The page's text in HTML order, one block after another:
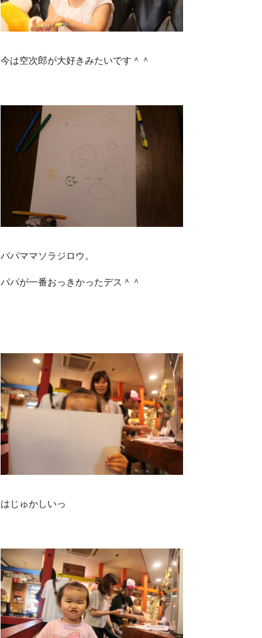
今は空次郎が大好きみたいです＾＾
パパママソラジロウ。
パパが一番おっきかったデス＾＾
はじゅかしいっ